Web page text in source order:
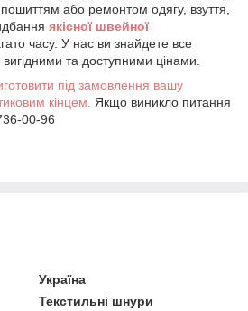
або ремонтом одягу, взуття,
якісної швейної
часу. У нас ви знайдете все
та доступними цінами.
під замовлення вашу
кінцем.
Якщо виникло питання
00-96
Україна
Текстильні шнури